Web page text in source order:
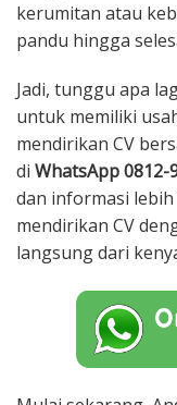
kerumitan atau
pandu hingga
Jadi, tunggu apa
untuk memiliki
mendirikan CV
di WhatsApp 0812-
dan informasi
mendirikan CV
langsung dari